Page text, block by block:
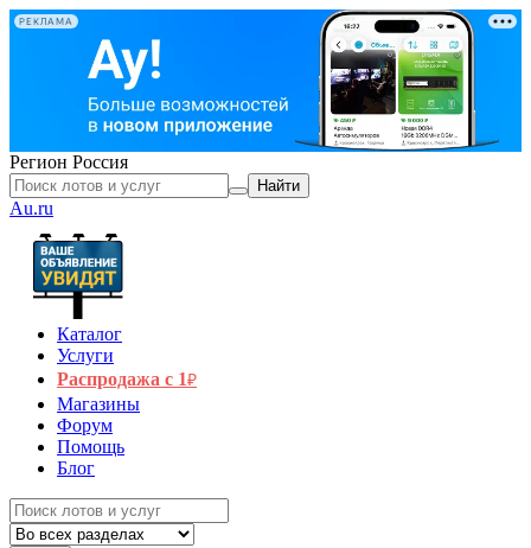
РЕКЛАМА
Регион Россия
Найти
Au.ru
Каталог
Услуги
Распродажа с 1₽
Магазины
Форум
Помощь
Блог